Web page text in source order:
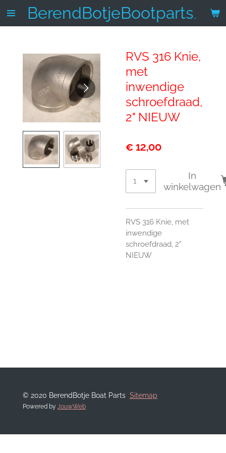
Ga
hoofdinhoud
BerendBotjeBootparts.nl
RVS 316 Knie,
met
inwendige
schroefdraad,
2" NIEUW
€ 12,00
In
winkelwagen
RVS 316 Knie, met
inwendige
schroefdraad, 2"
NIEUW
© 2020 BerendBotje Boat Parts Sitemap
Powered by JouwWeb